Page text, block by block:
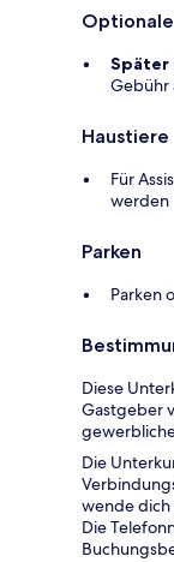
Später
Gebühr
Haustiere
Für
werden
Parken
Parken
Diese
Gastgeber
Die
wende
Die